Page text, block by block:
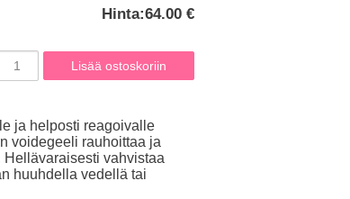
Hinta:64.00 €
ja helposti reagoivalle
voidegeeli rauhoittaa ja
vahvistaa
huuhdella vedellä tai